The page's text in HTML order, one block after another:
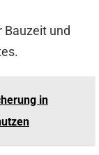
Bauzeit und
in